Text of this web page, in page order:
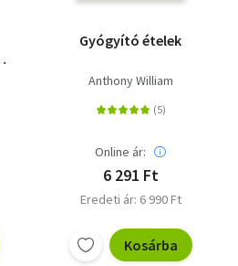
Gyógyító ételek
Anthony William
Online ár:
6 291 Ft
Eredeti ár: 6 990 Ft
Kosárba